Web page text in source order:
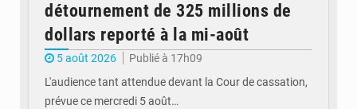
détournement de 325 millions de
dollars reporté à la mi-août
5 août 2026
Publié à 17h09
L'audience tant attendue devant la Cour de cassation,
prévue ce mercredi 5 août…